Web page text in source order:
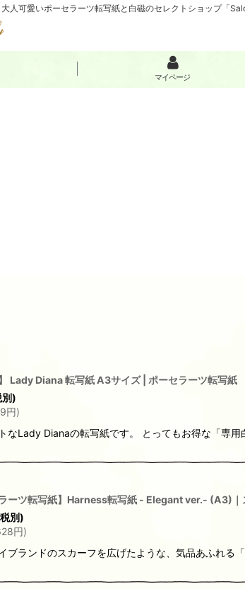
人可愛いポーセラーツ転写紙と白磁のセレクトショップ「
マイページ
】 Lady Diana 転写紙 A3サイズ | ポーセラーツ転写紙
別)
円)
なLady Dianaの転写紙です。 とってもお得な「専
ラーツ転写紙】Harness転写紙 - Elegant ver.- (A3)｜
別)
円)
ブランドのスカーフを広げたような、気品あふれ